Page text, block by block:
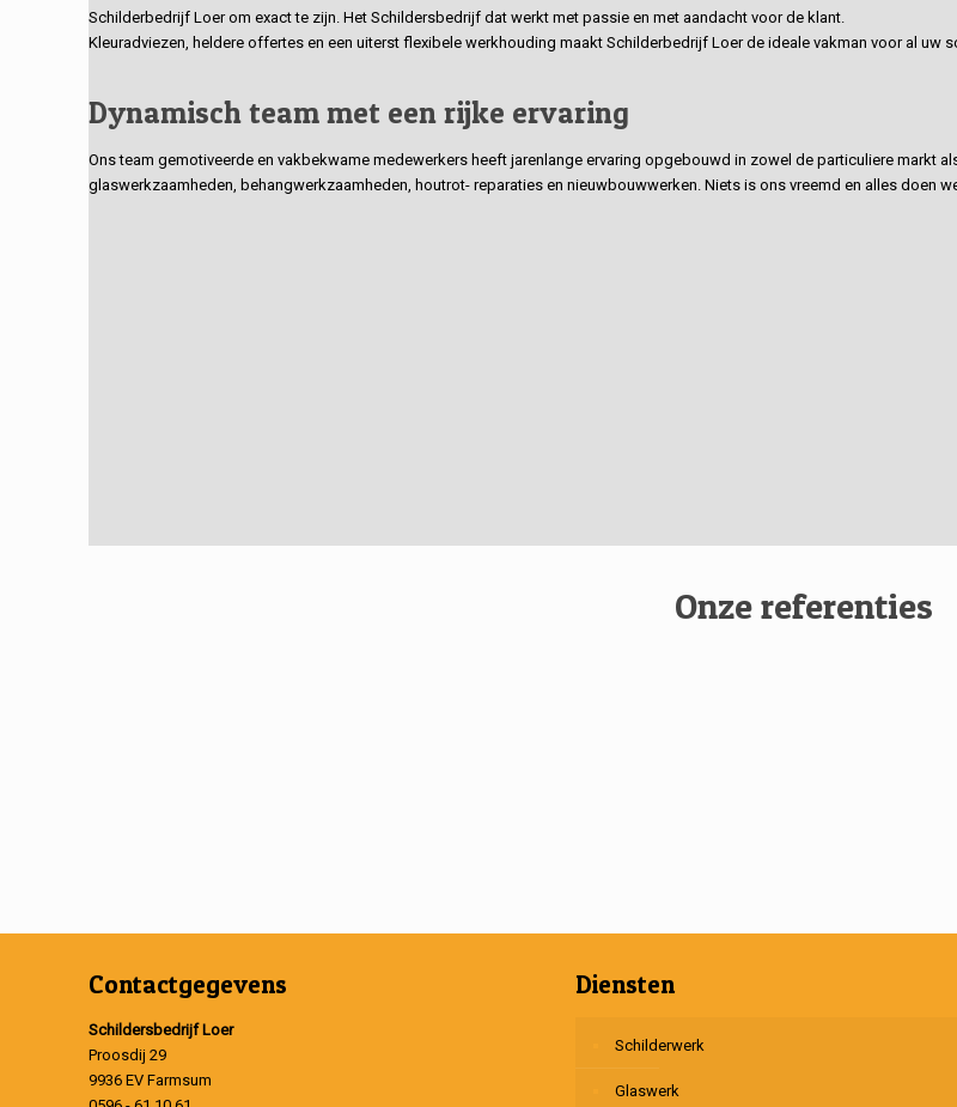
Schilderbedrijf Loer om exact te zijn. Het Schildersbedrijf dat werkt met passie en met aandacht voor de klant.
Kleuradviezen, heldere offertes en een uiterst flexibele werkhouding maakt Schilderbedrijf Loer de ideale vakman voor al uw
Dynamisch team met een rijke ervaring
Ons team gemotiveerde en vakbekwame medewerkers heeft jarenlange ervaring opgebouwd in zowel de particuliere markt
glaswerkzaamheden, behangwerkzaamheden, houtrot- reparaties en nieuwbouwwerken. Niets is ons vreemd en alles doen
Onze referenties
Contactgegevens
Schildersbedrijf Loer
Proosdij 29
9936 EV Farmsum
Diensten
Schilderwerk
Glaswerk